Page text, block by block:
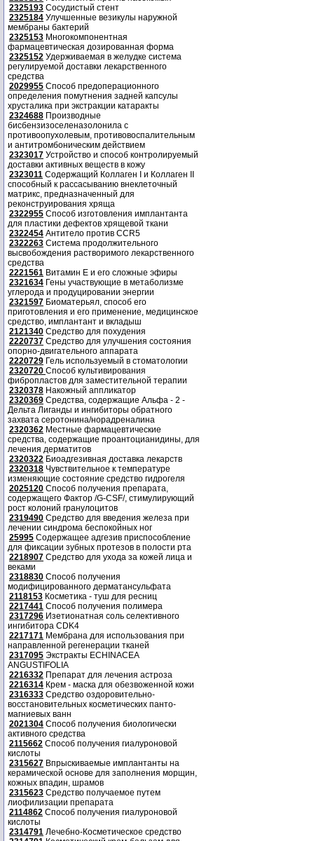
2325193 Сосудистый стент
2325184 Улучшенные везикулы наружной
мембраны бактерий
2325153 Многокомпонентная
фармацевтическая дозированная форма
2325152 Удерживаемая в желудке система
регулируемой доставки лекарственного
средства
2029955 Способ предоперационного
определения помутнения задней капсулы
хрусталика при экстракции катаракты
2324688 Производные
бисбензизоселеназолонила с
противоопухолевым, противовоспалительным
и антитромбоническим действием
2323017 Устройство и способ контролируемый
доставки активных веществ в кожу
2323011 Содержащий Коллаген I и Коллаген II
способный к рассасыванию внеклеточный
матрикс, предназначенный для
реконструирования хряща
2322955 Способ изготовления имплантанта
для пластики дефектов хрящевой ткани
2322454 Антитело против CCR5
2322263 Система продолжительного
высвобождения растворимого лекарственного
средства
2221561 Витамин Е и его сложные эфиры
2321634 Гены участвующие в метаболизме
углерода и продуцировании энергии
2321597 Биоматерьял, способ его
приготовления и его применение, медицинское
средство, имплантант и вкладыш
2121340 Средство для похудения
2220737 Средство для улучшения состояния
опорно-двигательного аппарата
2220729 Гель используемый в стоматологии
2320720 Способ культивирования
фибропластов для заместительной терапии
2320378 Накожный аппликатор
2320369 Средства, содержащие Альфа - 2 -
Дельта Лиганды и ингибиторы обратного
захвата серотонина/норадреналина
2320362 Местные фармацевтические
средства, содержащие проантоцианидины, для
лечения дерматитов
2320322 Биоадгезивная доставка лекарств
2320318 Чувствительное к температуре
изменяющие состояние средство гидрогеля
2025120 Способ получения препарата,
содержащего Фактор /G-CSF/, стимулирующий
рост колоний гранулоцитов
2319490 Средство для введения железа при
лечении синдрома беспокойных ног
25995 Содержащее адгезив приспособление
для фиксации зубных протезов в полости рта
2218907 Средство для ухода за кожей лица и
веками
2318830 Способ получения
модифицированного дерматансульфата
2118153 Косметика - туш для ресниц
2217441 Способ получения полимера
2317296 Изетионатная соль селективного
ингибитора CDK4
2217171 Мембрана для использования при
направленной регенерации тканей
2317095 Экстракты ECHINACEA
ANGUSTIFOLIA
2216332 Препарат для лечения астроза
2216314 Крем - маска для обезвоженной кожи
2316333 Средство оздоровительно-
восстановительных косметических панто-
магниевых ванн
2021304 Способ получения биологически
активного средства
2115662 Способ получения гиалуроновой
кислоты
2315627 Впрыскиваемые имплантанты на
керамической основе для заполнения морщин,
кожных впадин, шрамов
2315623 Средство получаемое путем
лиофилизации препарата
2114862 Способ получения гиалуроновой
кислоты
2314791 Лечебно-Косметическое средство